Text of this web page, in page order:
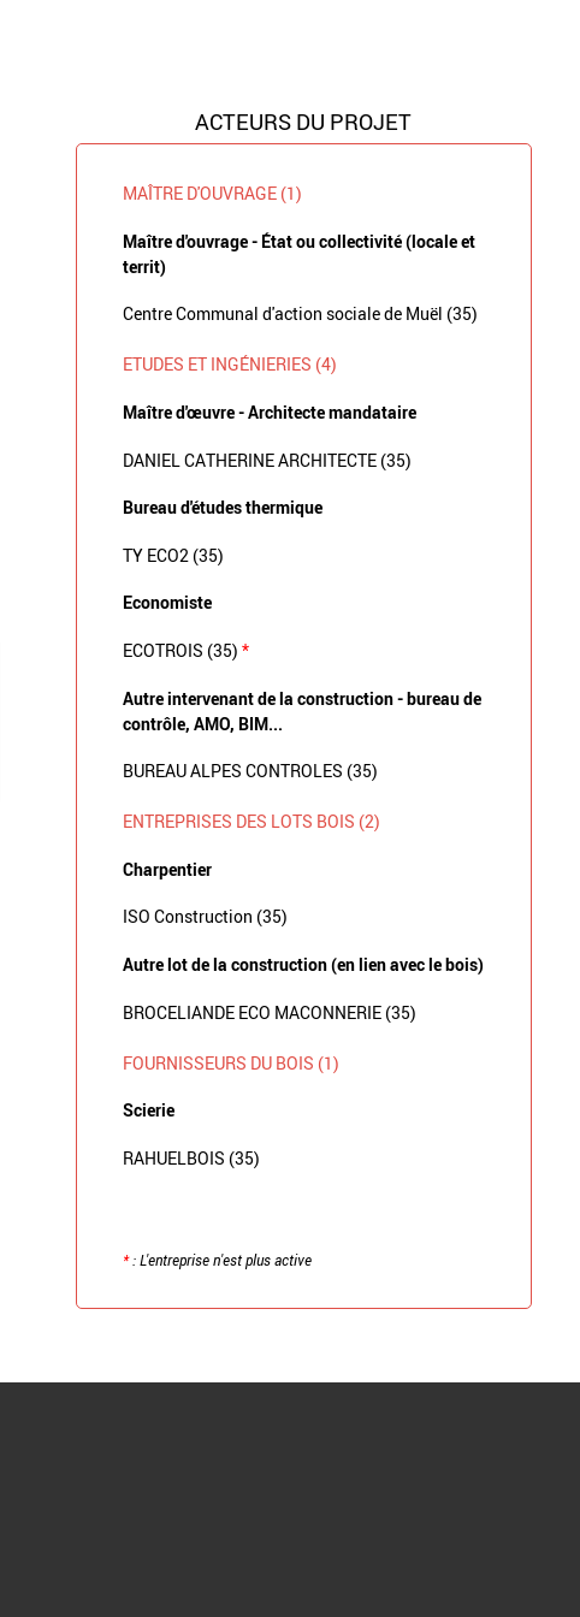
ACTEURS DU PROJET
MAÎTRE D'OUVRAGE (1)
Maître d'ouvrage - État ou collectivité (locale et
territ)
Centre Communal d'action sociale de Muël (35)
ETUDES ET INGÉNIERIES (4)
Maître d'œuvre - Architecte mandataire
DANIEL CATHERINE ARCHITECTE (35)
Bureau d'études thermique
TY ECO2 (35)
Economiste
ECOTROIS (35) *
Autre intervenant de la construction - bureau de
contrôle, AMO, BIM...
BUREAU ALPES CONTROLES (35)
ENTREPRISES DES LOTS BOIS (2)
Charpentier
ISO Construction (35)
Autre lot de la construction (en lien avec le bois)
BROCELIANDE ECO MACONNERIE (35)
FOURNISSEURS DU BOIS (1)
Scierie
RAHUELBOIS (35)
*: L'entreprise n'est plus active